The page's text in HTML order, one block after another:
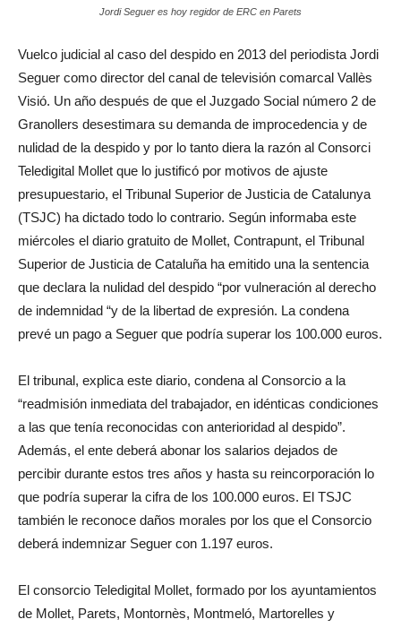
Jordi Seguer es hoy regidor de ERC en Parets
Vuelco judicial al caso del despido en 2013 del periodista Jordi
Seguer como director del canal de televisión comarcal Vallès
Visió. Un año después de que el Juzgado Social número 2 de
Granollers desestimara su demanda de improcedencia y de
nulidad de la despido y por lo tanto diera la razón al Consorci
Teledigital Mollet que lo justificó por motivos de ajuste
presupuestario, el Tribunal Superior de Justicia de Catalunya
(TSJC) ha dictado todo lo contrario. Según informaba este
miércoles el diario gratuito de Mollet, Contrapunt, el Tribunal
Superior de Justicia de Cataluña ha emitido una la sentencia
que declara la nulidad del despido “por vulneración al derecho
de indemnidad “y de la libertad de expresión. La condena
prevé un pago a Seguer que podría superar los 100.000 euros.
El tribunal, explica este diario, condena al Consorcio a la
“readmisión inmediata del trabajador, en idénticas condiciones
a las que tenía reconocidas con anterioridad al despido”.
Además, el ente deberá abonar los salarios dejados de
percibir durante estos tres años y hasta su reincorporación lo
que podría superar la cifra de los 100.000 euros. El TSJC
también le reconoce daños morales por los que el Consorcio
deberá indemnizar Seguer con 1.197 euros.
El consorcio Teledigital Mollet, formado por los ayuntamientos
de Mollet, Parets, Montornès, Montmeló, Martorelles y